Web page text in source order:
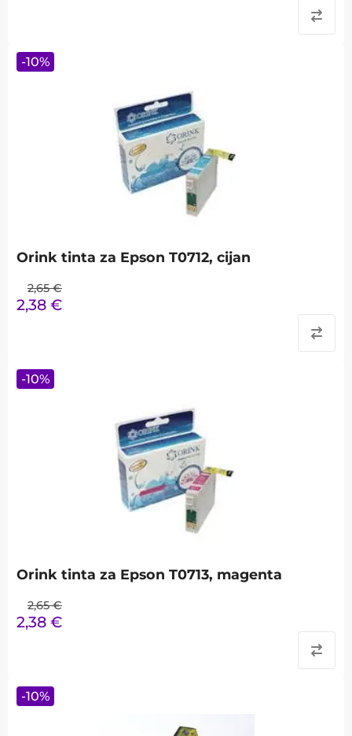
Orink tinta za Epson T0712, cijan
2,65 €
2,38 €
-10%
Orink tinta za Epson T0713, magenta
2,65 €
2,38 €
-10%
-10%